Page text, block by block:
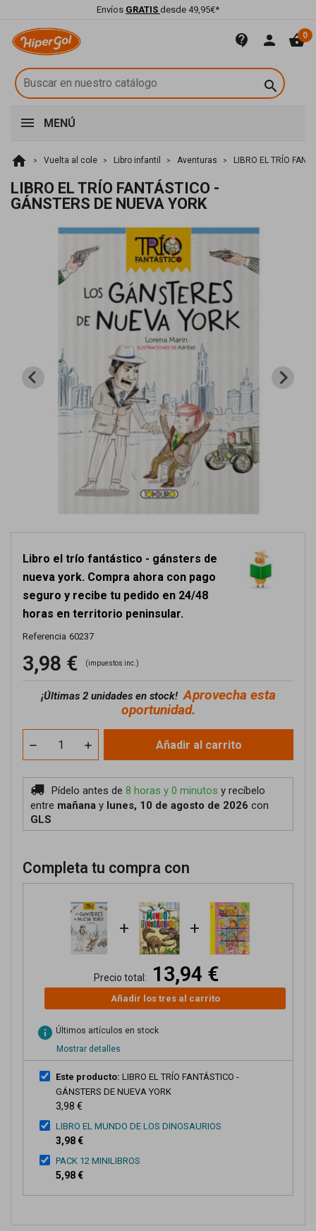
Envíos GRATIS desde 49,95€*
contact_support person shopping_basket0

MENÚ
home Vuelta al cole Libro infantil Aventuras LIBRO EL TRÍO
LIBRO EL TRÍO FANTÁSTICO -
GÁNSTERS DE NUEVA YORK
Libro el trío fantástico - gánsters de
nueva york. Compra ahora con pago
seguro y recibe tu pedido en 24/48
horas en territorio peninsular.
Referencia 60237
3,98 € (impuestos inc.)
¡Últimas 2 unidades en stock!Aprovecha esta
oportunidad.
Añadir al carrito
Pídelo antes de 8 horas y 0 minutos y recíbelo
entre mañana y lunes, 10 de agosto de 2026 con
GLS
Completa tu compra con
+ +
Precio total: 13,94 €
Añadir los tres al carrito
info Últimos artículos en stock
Mostrar detalles
Este producto: LIBRO EL TRÍO FANTÁSTICO -
GÁNSTERS DE NUEVA YORK
3,98 €
LIBRO EL MUNDO DE LOS DINOSAURIOS
3,98 €
PACK 12 MINILIBROS
5,98 €